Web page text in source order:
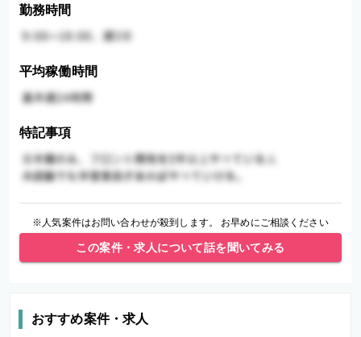
勤務時間
平均稼働時間
特記事項
※人気案件はお問い合わせが殺到します。 お早めにご相談ください
この案件・求人について話を聞いてみる
おすすめ案件・求人